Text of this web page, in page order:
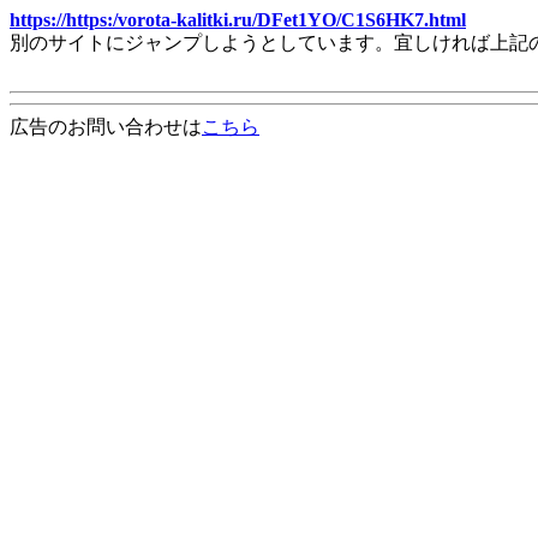
https://https:/vorota-kalitki.ru/DFet1YO/C1S6HK7.html
別のサイトにジャンプしようとしています。宜しければ上
広告のお問い合わせはこちら